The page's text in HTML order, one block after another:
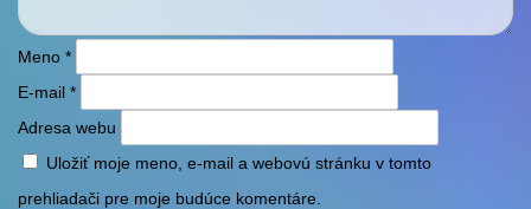
Meno *
E-mail *
Adresa webu
Uložiť moje meno, e-mail a webovú stránku v tomto
prehliadači pre moje budúce komentáre.